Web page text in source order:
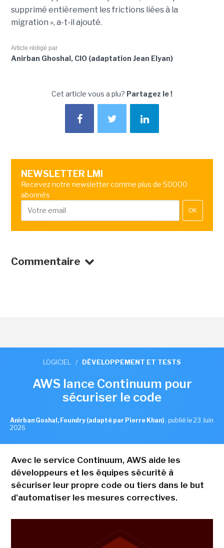
supprimé entièrement les frictions liées à la
migration », a-t-il ajouté.
Article rédigé par
Anirban Ghoshal, CIO (adaptation Jean Elyan)
Cet article vous a plu? Partagez le !
NEWSLETTER LMI
Recevez notre newsletter comme plus de 50000
abonnés
OK
Commentaire
LOGICIEL / DÉVELOPPEMENT ET TESTS
AWS lance Continuum pour
sécuriser le code
Anirban Goshal, Foundry (adapté par Pierre Khan) , publié le 23 Juin
2026
Avec le service Continuum, AWS aide les
développeurs et les équipes sécurité à
sécuriser leur propre code ou tiers dans le but
d'automatiser les mesures correctives.